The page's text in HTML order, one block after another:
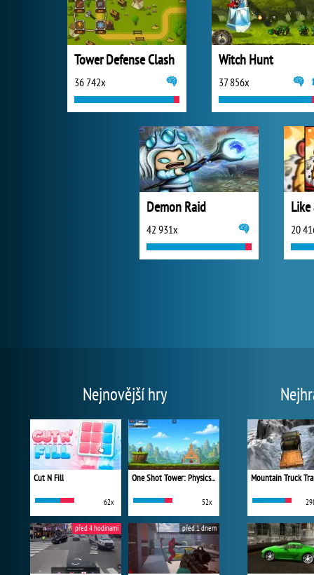
Tower Defense Clash
36 742x
Witch Hunt
37 856x
Demon Raid
42 931x 20
Nejnovější hry
Cut N Fill
62x
One Shot Tower: Physics Destroyer
52x
před 4 hodinami před 1 dnem
Mountain Truck